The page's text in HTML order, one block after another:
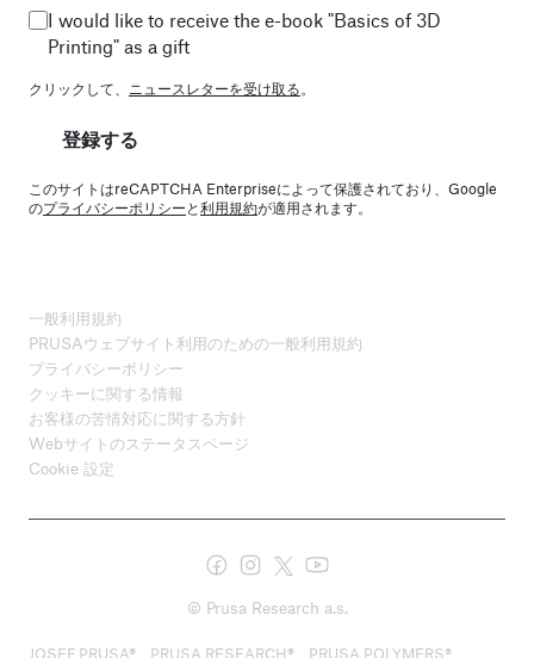
I would like to receive the e-book "Basics of 3D
Printing" as a gift
クリックして、 ニュースレターを受け取る。
登録する
このサイトはreCAPTCHA Enterpriseによって保護されており、Google
のプライバシーポリシーと利用規約が適用されます。
一般利用規約
PRUSAウェブサイト利用のための一般利用規約
プライバシーポリシー
クッキーに関する情報
お客様の苦情対応に関する方針
Webサイトのステータスページ
Cookie 設定
© Prusa Research a.s.
JOSEF PRUSA®、PRUSA RESEARCH®、PRUSA POLYMERS®、